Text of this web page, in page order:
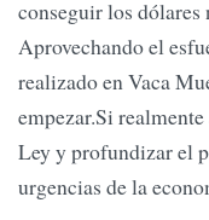
conseguir los dólares
Aprovechando el
realizado en Vaca
empezar.Si
Ley y profundizar el
urgencias de la